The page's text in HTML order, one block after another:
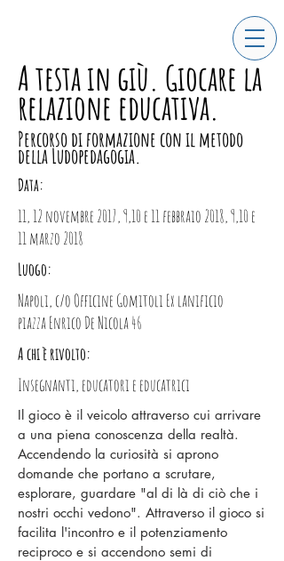
A testa in giù. Giocare la
relazione educativa.
Percorso di formazione con il metodo
della Ludopedagogia.
Data:
11, 12 novembre 2017, 9,10 e 11 febbraio 2018, 9,10 e
11 marzo 2018
Luogo:
Napoli, c/o Officine Gomitoli Ex lanificio
piazza Enrico De Nicola 46
A chi è rivolto:
Insegnanti, educatori e educatrici
Il gioco è il veicolo attraverso cui arrivare
a una piena conoscenza della realtà.
Accendendo la curiosità si aprono
domande che portano a scrutare,
esplorare, guardare "al di là di ciò che i
nostri occhi vedono". Attraverso il gioco si
facilita l'incontro e il potenziamento
reciproco e si accendono semi di